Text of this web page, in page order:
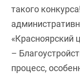
такого
–
процесс,